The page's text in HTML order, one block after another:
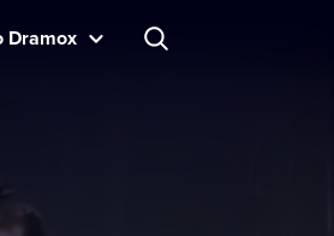
Dramox